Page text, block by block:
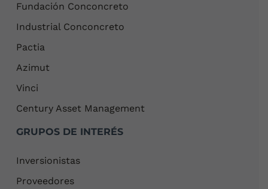
Fundación Conconcreto
Industrial Conconcreto
Pactia
Azimut
Vinci
Century Asset Management
GRUPOS DE INTERÉS
Inversionistas
Proveedores